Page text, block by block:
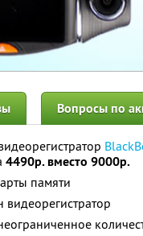
Вопросы по
4490р. вместо 9000р.
памяти
видеорегистратор